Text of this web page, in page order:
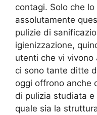
contagi. Solo che
assolutamente
pulizie di
igienizzazione,
utenti che vi
ci sono tante ditte
oggi offrono anche
di pulizia studiata
quale sia la